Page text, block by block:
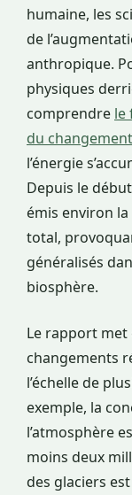
humaine, les
de
anthropique.
physiques
comprendre le
du
l’énergie
Depuis le
émis environ
total,
généralisés
biosphère.
Le rapport met
changements
l’échelle de
exemple, la
l’atmosphère
moins deux
des glaciers